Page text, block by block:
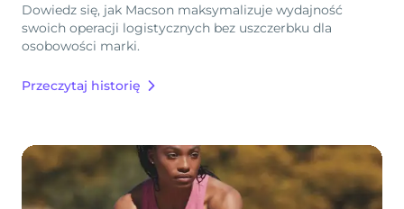
Dowiedz się, jak Macson maksymalizuje wydajność
swoich operacji logistycznych bez uszczerbku dla
osobowości marki.
Przeczytaj historię